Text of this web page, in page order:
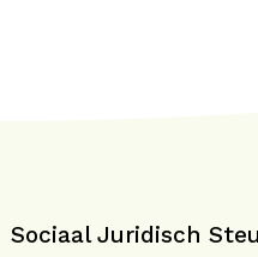
Sociaal Juridisch